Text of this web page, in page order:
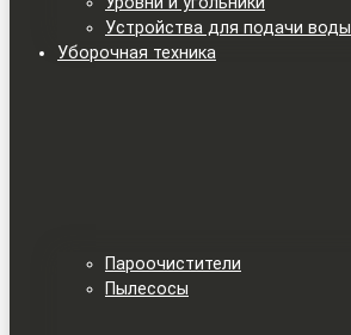
Устройства для подачи воды
Уборочная техника
Пароочистители
Пылесосы